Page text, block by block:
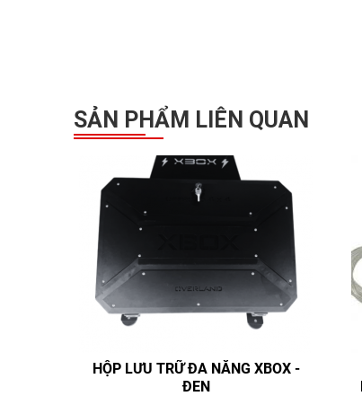
SẢN PHẨM LIÊN QUAN
HỘP LƯU TRỮ ĐA NĂNG XBOX -
ĐEN